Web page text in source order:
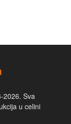
2026. Sva
u celini